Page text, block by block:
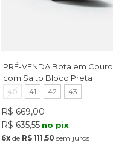
PRÉ-VENDA Bota em Couro
com Salto Bloco Preta
40 41 42 43
R$ 669,00
R$ 635,55 no pix
6xde R$ 111,50 sem juros